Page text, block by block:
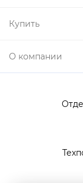
Купить
О компании